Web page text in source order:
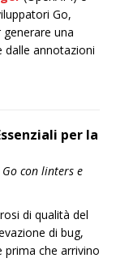
Go,
una
annotazioni
per la
con linters e
di qualità del
di bug,
prima che arrivino